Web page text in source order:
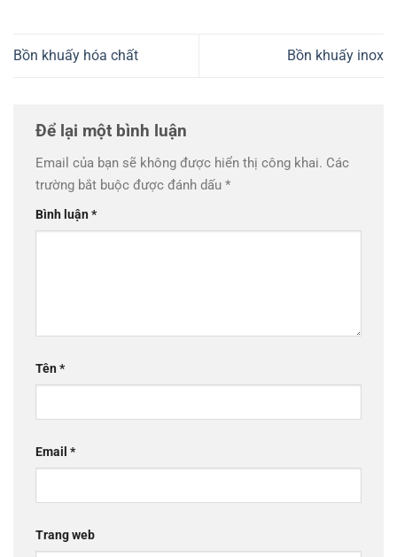
Bồn khuấy hóa chất Bồn khuấy inox
Để lại một bình luận
Email của bạn sẽ không được hiển thị công khai. Các
trường bắt buộc được đánh dấu *
Bình luận*
Tên*
Email *
Trang web